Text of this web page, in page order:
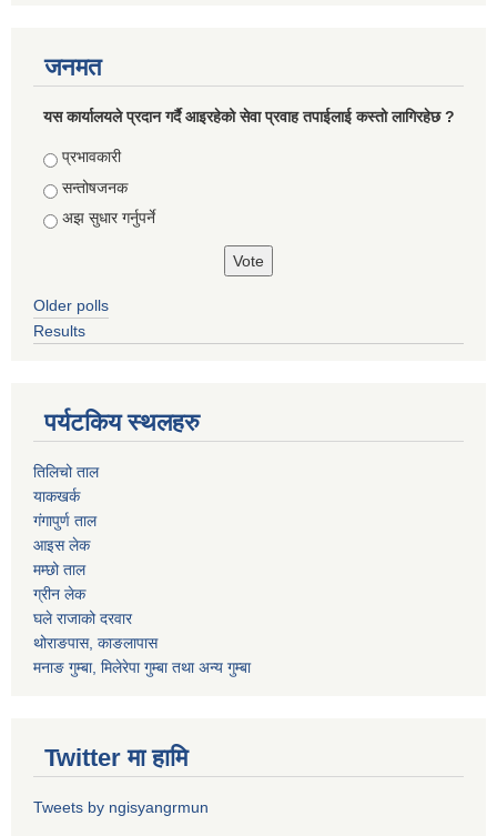
जनमत
यस कार्यालयले प्रदान गर्दै आइरहेको सेवा प्रवाह तपाईलाई कस्तो लागिरहेछ ?
Choices
प्रभावकारी
सन्तोषजनक
अझ सुधार गर्नुपर्ने
Older polls
Results
पर्यटकिय स्थलहरु
तिलिचो ताल
याकखर्क
गंगापुर्ण ताल
आइस लेक
मम्छो ताल
ग्रीन लेक
घले राजाको दरवार
थोराङपास, काङलापास
मनाङ गुम्बा, मिलेरेपा गुम्बा तथा अन्य गुम्बा
Twitter मा हामि
Tweets by ngisyangrmun